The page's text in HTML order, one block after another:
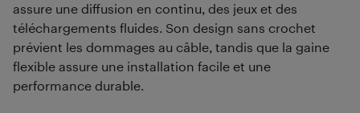
assure une diffusion en continu, des jeux et des
téléchargements fluides. Son design sans crochet
prévient les dommages au câble, tandis que la gaine
flexible assure une installation facile et une
performance durable.